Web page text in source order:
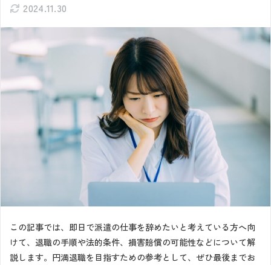
2024.11.30
この記事では、即日で派遣の仕事を辞めたいと考えている方へ向
けて、退職の手順や法的条件、損害賠償の可能性などについて解
説します。円満退職を目指すための参考として、ぜひ最後までお